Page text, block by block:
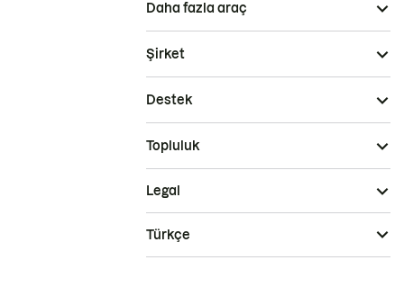
Daha fazla araç
Şirket
Destek
Topluluk
Legal
Türkçe